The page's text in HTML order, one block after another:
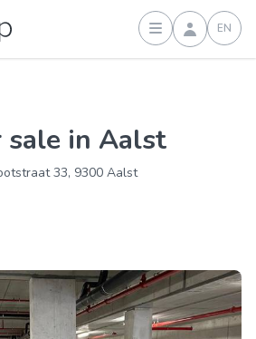
Sign inEN
sale in Aalst
33, 9300 Aalst